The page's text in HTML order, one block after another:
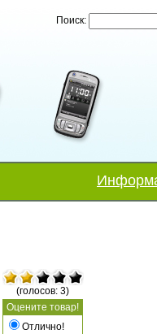
Поиск:
(голосов: 3)
Оцените товар!
Отлично!